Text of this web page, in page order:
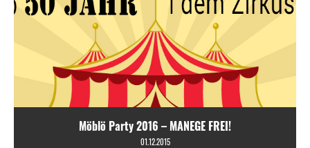
Möblö Party 2016 – MANEGE FREI!
01.12.2015